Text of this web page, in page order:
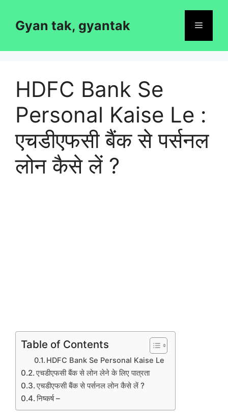
contentGyan tak, gyantak Menu
HDFC Bank Se
Personal Kaise Le :
एचडीएफसी बैंक से पर्सनल
लोन कैसे लें ?
Table of Contents
HDFC Bank Se Personal Kaise Le
एचडीएफसी बैंक से लोन लेने के लिए पात्रता
एचडीएफसी बैंक से पर्सनल लोन कैसे लें ?
निष्कर्ष –